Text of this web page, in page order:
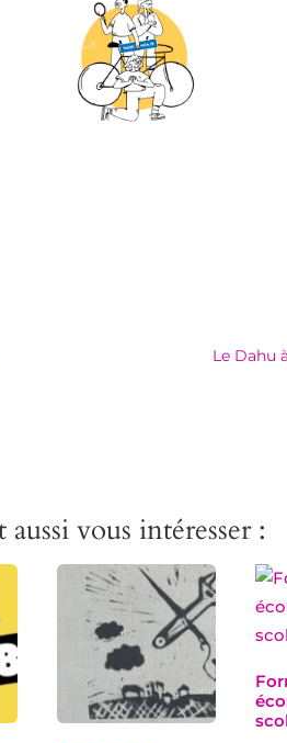
Le Dahu
vous intéresser :